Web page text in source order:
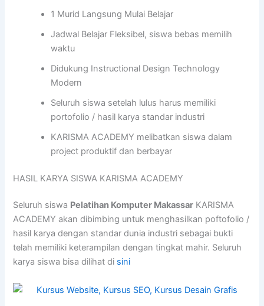
1 Murid Langsung Mulai Belajar
Jadwal Belajar Fleksibel, siswa bebas memilih
waktu
Didukung Instructional Design Technology
Modern
Seluruh siswa setelah lulus harus memiliki
portofolio / hasil karya standar industri
KARISMA ACADEMY melibatkan siswa dalam
project produktif dan berbayar
HASIL KARYA SISWA KARISMA ACADEMY
Seluruh siswa Pelatihan Komputer Makassar KARISMA
ACADEMY akan dibimbing untuk menghasilkan poftofolio /
hasil karya dengan standar dunia industri sebagai bukti
telah memiliki keterampilan dengan tingkat mahir. Seluruh
karya siswa bisa dilihat di sini